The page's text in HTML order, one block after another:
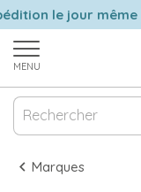
le jour même|
MENU
Marques